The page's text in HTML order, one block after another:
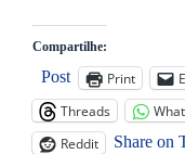
Compartilhe:
Post Print
Threads
Reddit
Share on